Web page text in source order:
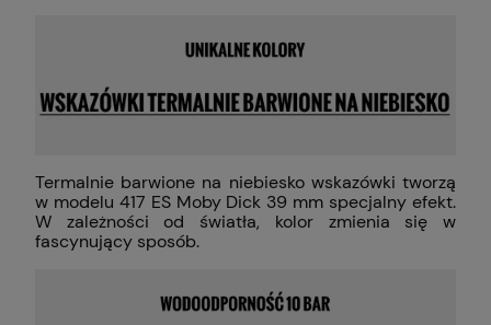
Termalnie barwione na niebiesko wskazówki tworzą
w modelu 417 ES Moby Dick 39 mm specjalny efekt.
W zależności od światła, kolor zmienia się w
fascynujący sposób.